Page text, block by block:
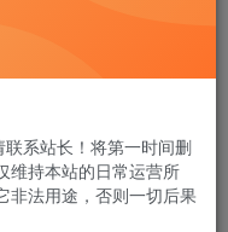
系站长！将第一时间删
维持本站的日常运营所
非法用途，否则一切后果